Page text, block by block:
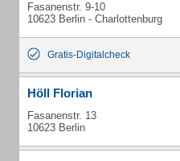
Fasanenstr. 9-10
10623 Berlin - Charlottenburg
Gratis-Digitalcheck
Höll Florian
Fasanenstr. 13
10623 Berlin